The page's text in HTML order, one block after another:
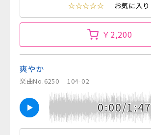
☆☆☆☆☆ お気に入り
￥2,200
爽やか
楽曲No.6250 104-02
0:00/1:47